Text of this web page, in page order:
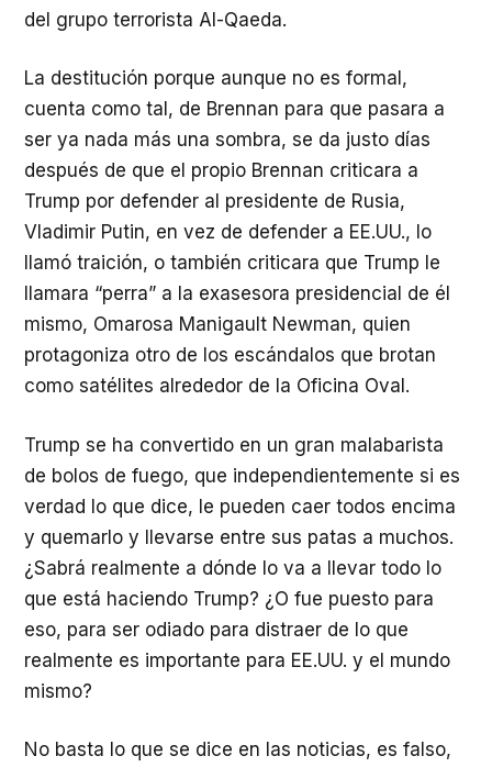
del grupo terrorista Al-Qaeda.
La destitución porque aunque no es formal,
cuenta como tal, de Brennan para que pasara a
ser ya nada más una sombra, se da justo días
después de que el propio Brennan criticara a
Trump por defender al presidente de Rusia,
Vladimir Putin, en vez de defender a EE.UU., lo
llamó traición, o también criticara que Trump le
llamara “perra” a la exasesora presidencial de él
mismo, Omarosa Manigault Newman, quien
protagoniza otro de los escándalos que brotan
como satélites alrededor de la Oficina Oval.
Trump se ha convertido en un gran malabarista
de bolos de fuego, que independientemente si es
verdad lo que dice, le pueden caer todos encima
y quemarlo y llevarse entre sus patas a muchos.
¿Sabrá realmente a dónde lo va a llevar todo lo
que está haciendo Trump? ¿O fue puesto para
eso, para ser odiado para distraer de lo que
realmente es importante para EE.UU. y el mundo
mismo?
No basta lo que se dice en las noticias, es falso,